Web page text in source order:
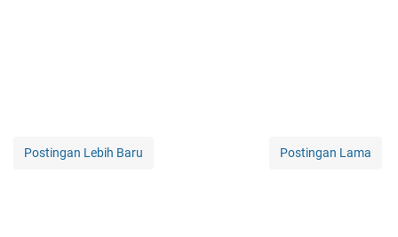
Postingan Lebih Baru Postingan Lama